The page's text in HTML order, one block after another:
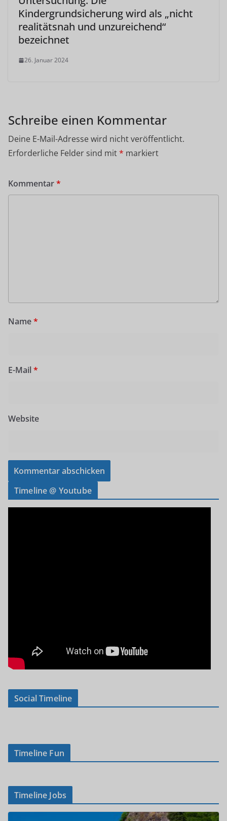
Kindergrundsicherung wird als „nicht
realitätsnah und unzureichend“
bezeichnet
26. Januar 2024
Schreibe einen Kommentar
Deine E-Mail-Adresse wird nicht veröffentlicht.
Erforderliche Felder sind mit* markiert
Kommentar*
Name*
E-Mail *
Website
Timeline @ Youtube
Social Timeline
Timeline Fun
Timeline Jobs